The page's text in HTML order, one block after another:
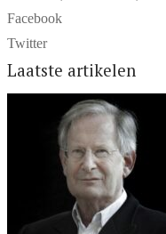
Facebook
Twitter
Laatste artikelen